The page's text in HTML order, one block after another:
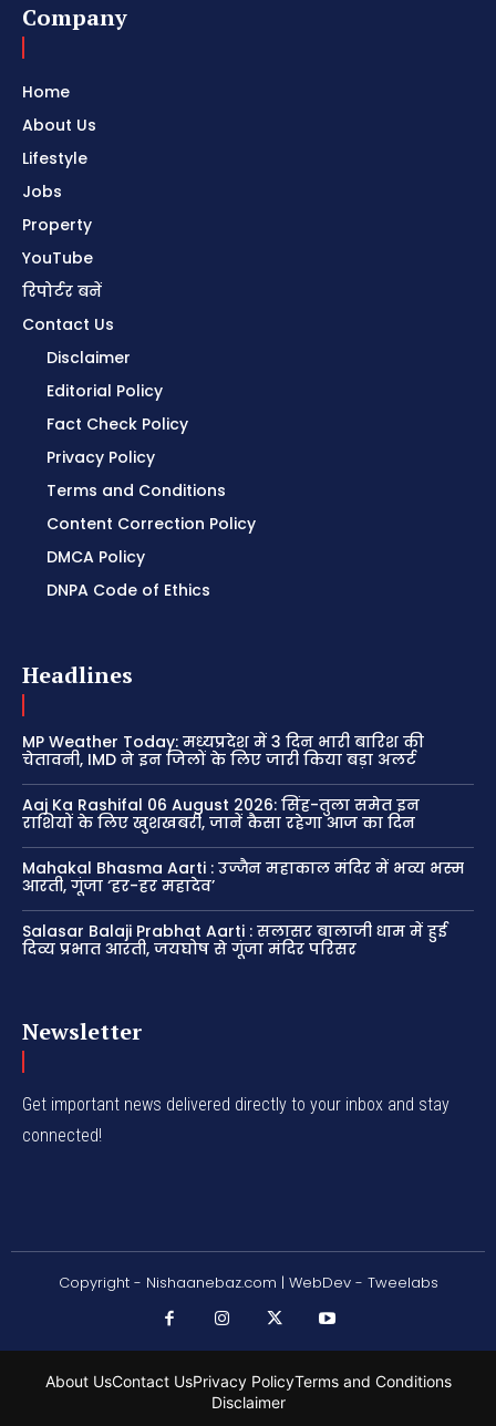
Company
Home
About Us
Lifestyle
Jobs
Property
YouTube
रिपोर्टर बनें
Contact Us
Disclaimer
Editorial Policy
Fact Check Policy
Privacy Policy
Terms and Conditions
Content Correction Policy
DMCA Policy
DNPA Code of Ethics
Headlines
MP Weather Today: मध्यप्रदेश में 3 दिन भारी बारिश की
चेतावनी, IMD ने इन जिलों के लिए जारी किया बड़ा अलर्ट
Aaj Ka Rashifal 06 August 2026: सिंह-तुला समेत इन
राशियों के लिए खुशखबरी, जानें कैसा रहेगा आज का दिन
Mahakal Bhasma Aarti : उज्जैन महाकाल मंदिर में भव्य भस्म
आरती, गूंजा ‘हर-हर महादेव’
Salasar Balaji Prabhat Aarti : सलासर बालाजी धाम में हुई
दिव्य प्रभात आरती, जयघोष से गूंजा मंदिर परिसर
Newsletter
Get important news delivered directly to your inbox and stay
connected!
Copyright - Nishaanebaz.com | WebDev - Tweelabs
About UsContact UsPrivacy PolicyTerms and Conditions
Disclaimer